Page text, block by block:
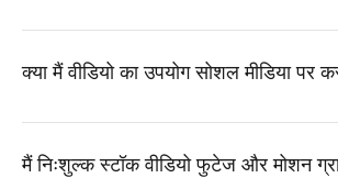
क्या मैं वीडियो का उपयोग सोशल मीडिया पर
मैं निःशुल्क स्टॉक वीडियो फुटेज और मोशन